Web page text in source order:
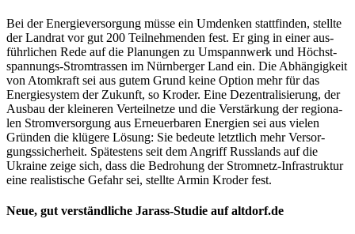
Bei der Ener­gie­ver­sor­gung müs­se ein Umden­ken statt­fin­den, stell­te
der Land­rat vor gut 200 Teil­neh­men­den fest. Er ging in einer aus­
führ­li­chen Rede auf die Pla­nun­gen zu Umspann­werk und Höchst­
span­nungs-Strom­tras­sen im Nürn­ber­ger Land ein. Die Abhän­gig­keit
von Atom­kraft sei aus gutem Grund kei­ne Opti­on mehr für das
Ener­gie­sys­tem der Zukunft, so Kro­der. Eine Dezen­tra­li­sie­rung, der
Aus­bau der klei­ne­ren Ver­teil­net­ze und die Ver­stär­kung der regio­na­
len Strom­ver­sor­gung aus Erneu­er­ba­ren Ener­gien sei aus vie­len
Grün­den die klü­ge­re Lösung: Sie bedeu­te letzt­lich mehr Ver­sor­
gungs­si­cher­heit. Spä­tes­tens seit dem Angriff Russ­lands auf die
Ukrai­ne zei­ge sich, dass die Bedro­hung der Strom­netz-Infra­struk­tur
eine rea­lis­ti­sche Gefahr sei, stell­te Armin Kro­der fest.
Neue, gut ver­ständ­li­che Jarass-Stu­die auf altdorf.de